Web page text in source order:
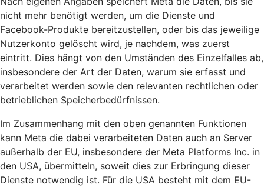
nicht mehr benötigt werden, um die Dienste und
Facebook-Produkte bereitzustellen, oder bis das jeweilige
Nutzerkonto gelöscht wird, je nachdem, was zuerst
eintritt. Dies hängt von den Umständen des Einzelfalles ab,
insbesondere der Art der Daten, warum sie erfasst und
verarbeitet werden sowie den relevanten rechtlichen oder
betrieblichen Speicherbedürfnissen.
Im Zusammenhang mit den oben genannten Funktionen
kann Meta die dabei verarbeiteten Daten auch an Server
außerhalb der EU, insbesondere der Meta Platforms Inc. in
den USA, übermitteln, soweit dies zur Erbringung dieser
Dienste notwendig ist. Für die USA besteht mit dem EU-